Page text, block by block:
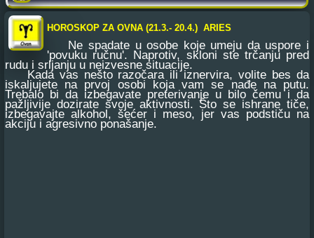
HOROSKOP ZA OVNA (21.3.- 20.4.) ARIES
Ne spadate u osobe koje umeju da uspore i
'povuku ručnu'. Naprotiv, skloni ste trčanju pred
rudu i srljanju u neizvesne situacije.
Kada vas nešto razočara ili iznervira, volite bes da
iskaljujete na prvoj osobi koja vam se nađe na putu.
Trebalo bi da izbegavate preterivanje u bilo čemu i da
pažljivije dozirate svoje aktivnosti. Što se ishrane tiče,
izbegavajte alkohol, šećer i meso, jer vas podstiču na
akciju i agresivno ponašanje.